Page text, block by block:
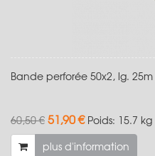
Bande perforée 50x2, lg.
60,50 € 51,90 € Poids: 15.7 kg
plus d'information